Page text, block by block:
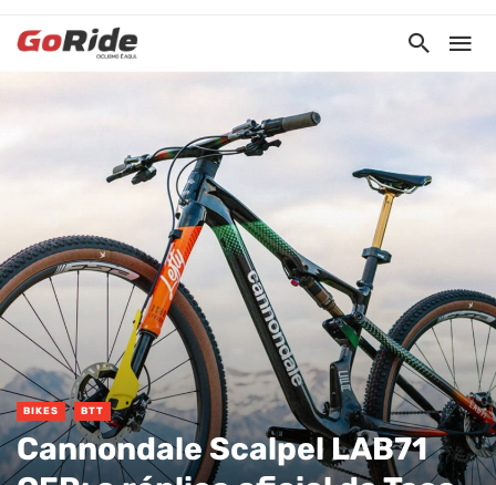
BIKES BTT
Cannondale Scalpel LAB71